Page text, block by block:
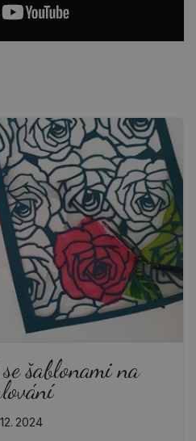
šablonami na
2024